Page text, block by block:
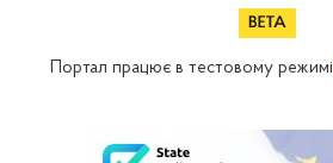
Портал працює в тестовому режимі